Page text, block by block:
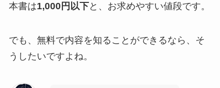
本書は1,000円以下と、お求めやすい値段です。
でも、無料で内容を知ることができるなら、そ
うしたいですよね。